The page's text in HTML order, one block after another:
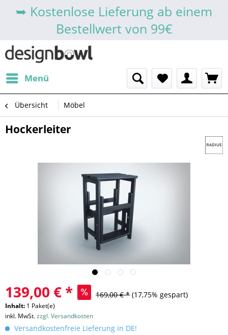
➥ Kostenlose Lieferung ab einem
Bestellwert von 99€
Menü
Übersicht Möbel
Hockerleiter
139,00 € * 169,00 € * (17,75% gespart)
Inhalt: 1 Paket(e)
inkl. MwSt.zzgl. Versandkosten
Versandkostenfreie Lieferung in DE!